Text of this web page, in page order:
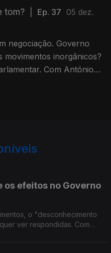
tom? Ep. 37 05 dez.
negociação. Governo
movimentos inorgânicos?
Com António
os efeitos no Governo
o "desconhecimento
ver respondidas. Com